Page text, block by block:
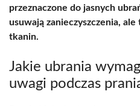
przeznaczone do jasnych
usuwają zanieczyszczenia, ale
tkanin.
Jakie ubrania
uwagi podczas